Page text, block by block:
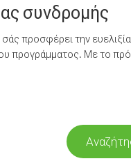
συνδρομής
προσφέρει την
προγράμματος. Με το